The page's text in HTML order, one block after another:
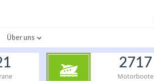
Über uns
2717
Motorboote